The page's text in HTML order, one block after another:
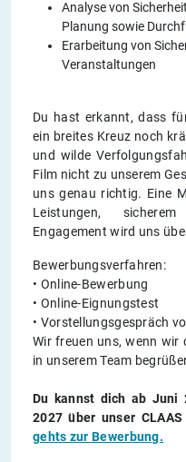
Analyse von
Planung sowie
Erarbeitung von
Veranstaltungen
Du hast erkannt, dass
ein breites Kreuz noch
und wilde
Film nicht zu unserem
uns genau richtig. Eine
Leistungen,
Engagement wird uns
Bewerbungsverfahren:
• Online-Bewerbung
• Online-Eignungstest
• Vorstellungsgespräch
Wir freuen uns, wenn wir
in unserem Team
Du kannst dich ab Juni
2027 über unser
gehts zur Bewerbung.